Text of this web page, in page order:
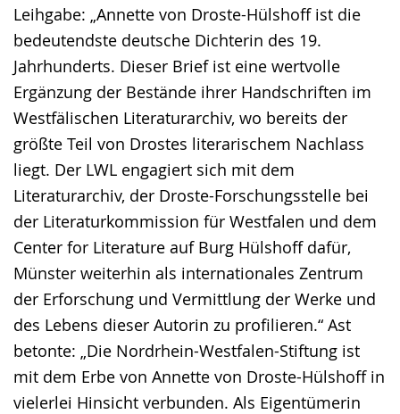
Leihgabe: „Annette von Droste-Hülshoff ist die
bedeutendste deutsche Dichterin des 19.
Jahrhunderts. Dieser Brief ist eine wertvolle
Ergänzung der Bestände ihrer Handschriften im
Westfälischen Literaturarchiv, wo bereits der
größte Teil von Drostes literarischem Nachlass
liegt. Der LWL engagiert sich mit dem
Literaturarchiv, der Droste-Forschungsstelle bei
der Literaturkommission für Westfalen und dem
Center for Literature auf Burg Hülshoff dafür,
Münster weiterhin als internationales Zentrum
der Erforschung und Vermittlung der Werke und
des Lebens dieser Autorin zu profilieren.“ Ast
betonte: „Die Nordrhein-Westfalen-Stiftung ist
mit dem Erbe von Annette von Droste-Hülshoff in
vielerlei Hinsicht verbunden. Als Eigentümerin